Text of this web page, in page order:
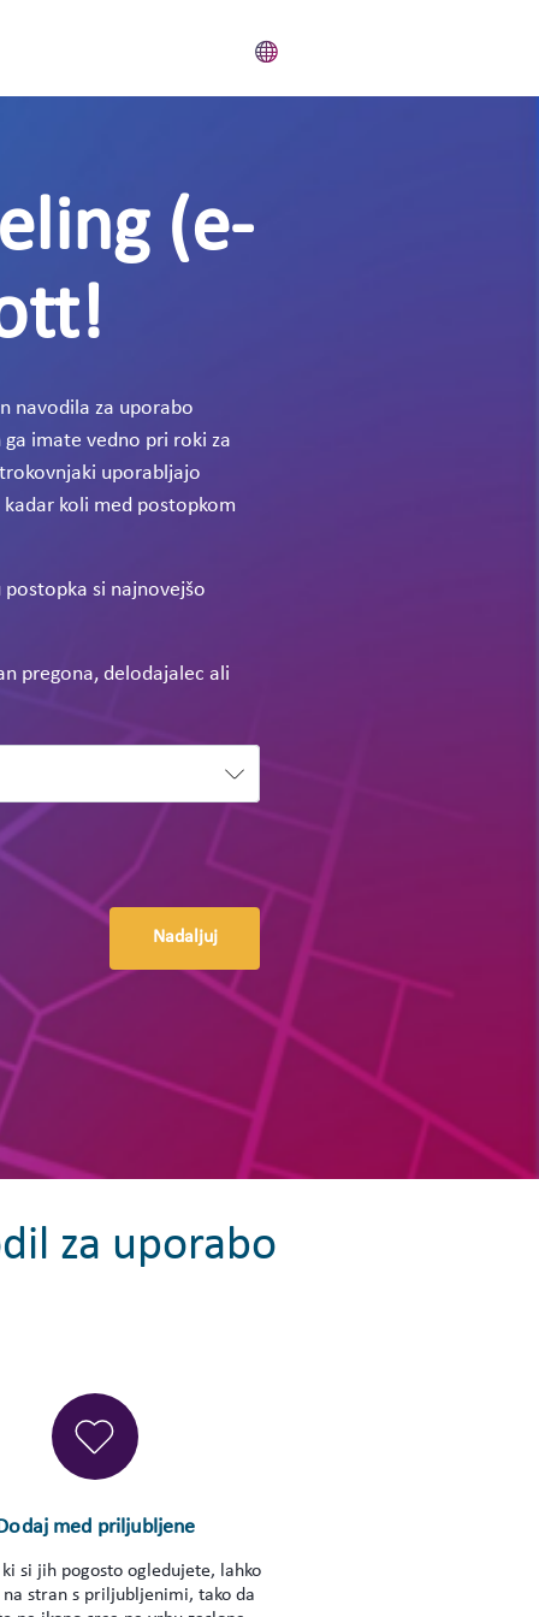
(e-
navodila za uporabo
imate vedno pri roki za
uporabljajo
koli med postopkom
si najnovejšo
pregona, delodajalec ali
Nadaljuj
za uporabo
med priljubljene
ki si jih pogosto ogledujete, lahko
na stran s priljubljenimi, tako da